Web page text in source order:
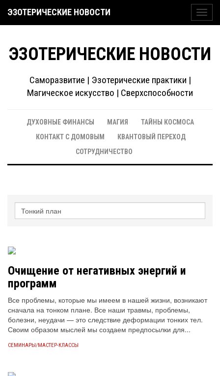
ЭЗОТЕРИЧЕСКИЕ НОВОСТИ
ЭЗОТЕРИЧЕСКИЕ НОВОСТИ
Саморазвитие | Эзотерические практики |
Магическое искусство | Сверхспособности
ДУХОВНЫЕ ФИНАНСЫ МАГИЯ
ТАЙНЫ КОСМОСА
КОНТАКТ С ДОМОВЫМ
КВАНТОВЫЙ ПЕРЕХОД
СОТРУДНИЧЕСТВО
Очищение от негативных энергий и
программ
Все проблемы, которые мы имеем в нашей жизни, возникают
сначала на тонком плане. Все наши травмы, проблемы,
болезни, неудачи — это следствие деформации тонких тел.
Своим образом мыслей мы создаем предпосылки для...
СЕМИНАРЫ/МАСТЕР-КЛАССЫ